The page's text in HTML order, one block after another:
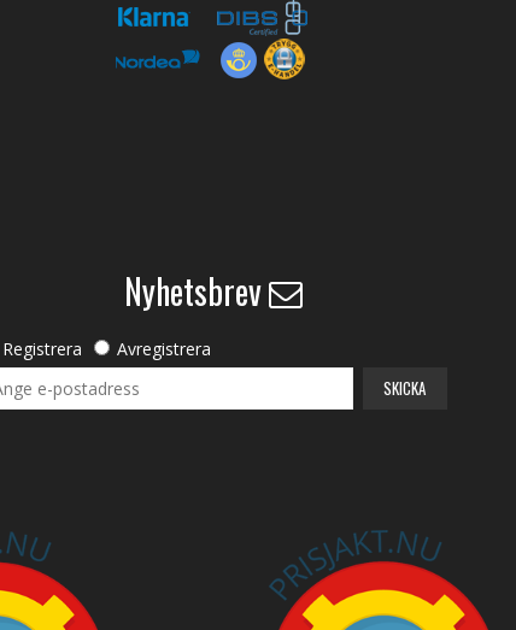
Nyhetsbrev
Registrera Avregistrera
SKICKA